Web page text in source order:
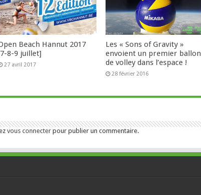
Beach Hannut 2017
8-9 juillet]
27 avril 2017
Les « Sons of Gravity »
envoient un premier ballon
de volley dans l’espace !
28 février 2016
vous connecterpour publier un commentaire.